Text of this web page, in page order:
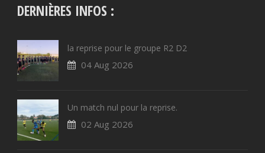
DERNIÈRES INFOS :
la reprise pour le groupe R2 D2
04 Aug 2026
Un match nul pour la reprise.
02 Aug 2026